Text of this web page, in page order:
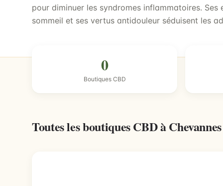
pour diminuer les syndromes inflammatoires.
sommeil et ses vertus antidouleur séduisent les
0
Boutiques CBD
Toutes les boutiques CBD à Chevannes